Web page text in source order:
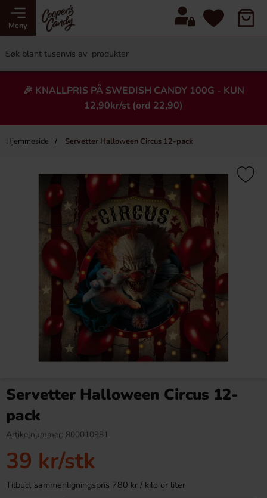
Meny
🎉 KNALLPRIS PÅ SWEDISH CANDY 100G - KUN
12,90kr/st (ord 22,90)
Hjemmeside Servetter Halloween Circus 12-pack
Heading
×
Köp
Servetter Halloween Circus 12-
pack
Artikelnummer: 800010981
39 kr/stk
Tilbud, sammenligningspris 780 kr / kilo or liter